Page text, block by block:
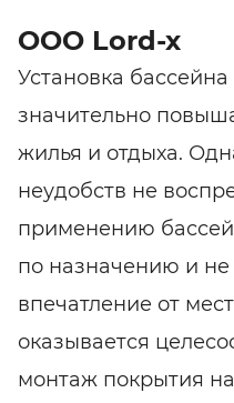
ООО Lord-x
Установка
значительно
жилья и отдыха.
неудобств не
применению
по назначению и не
впечатление от
оказывается
монтаж покрытия